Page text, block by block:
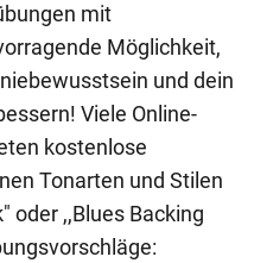
mit
Möglichkeit,
und dein
Viele Online-
kostenlose
Tonarten und Stilen
oder ,,Blues Backing